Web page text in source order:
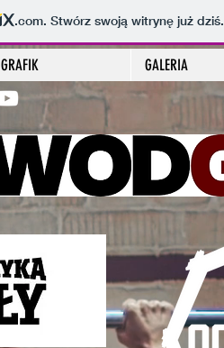
.com. Stwórz swoją witrynę już dziś.
GRAFIK GALERIA